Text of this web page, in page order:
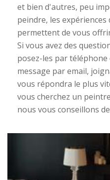
et bien d'autres, peu
peindre, les expériences
permettent de vous
Si vous avez des
posez-les par
message par email,
vous répondra le plus
vous cherchez un
nous vous conseillons